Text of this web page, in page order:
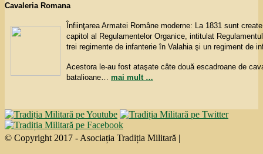
Cavaleria Romana
Înfiinţarea Armatei Române moderne: La 1831 sunt
capitol al Regulamentelor Organice, intitulat
trei regimente de infanterie în Valahia şi un regiment de
Acestora le-au fost ataşate câte două escadroane de
batalioane
mai mult …
© Copyright 2017 - Asociația Tradiția Militară |